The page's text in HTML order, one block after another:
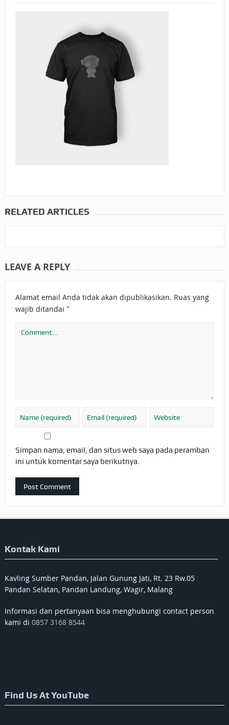
RELATED ARTICLES
LEAVE A REPLY
Alamat email Anda tidak akan dipublikasikan. Ruas yang
wajib ditandai *
Simpan nama, email, dan situs web saya pada peramban
ini untuk komentar saya berikutnya.
Kontak Kami
Kavling Sumber Pandan, Jalan Gunung Jati, Rt. 23 Rw.05
Pandan Selatan, Pandan Landung, Wagir, Malang
Informasi dan pertanyaan bisa menghubungi contact person
kami di 0857 3168 8544
Find Us At YouTube